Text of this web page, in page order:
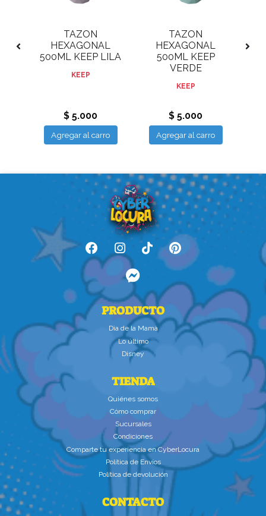
TAZON
HEXAGONAL
500ML KEEP LILA
KEEP
$ 5.000
Agregar al carro
TAZON
HEXAGONAL
500ML KEEP
VERDE
KEEP
$ 5.000
Agregar al carro
PRODUCTO
Dìa de la Mamà
Lo último
Disney
TIENDA
Quiénes somos
Cómo comprar
Sucursales
Condiciones
Comparte tu experiencia en CyberLocura
Política de Envíos
Política de devolución
CONTACTO